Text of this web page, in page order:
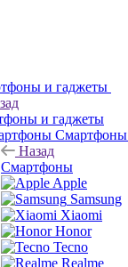
и гаджеты
и гаджеты
Смартфоны
Назад
Смартфоны
Apple
Samsung
Xiaomi
Honor
Tecno
Realme